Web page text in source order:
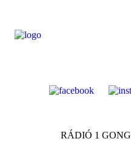
RÁDIÓ 1 GONG